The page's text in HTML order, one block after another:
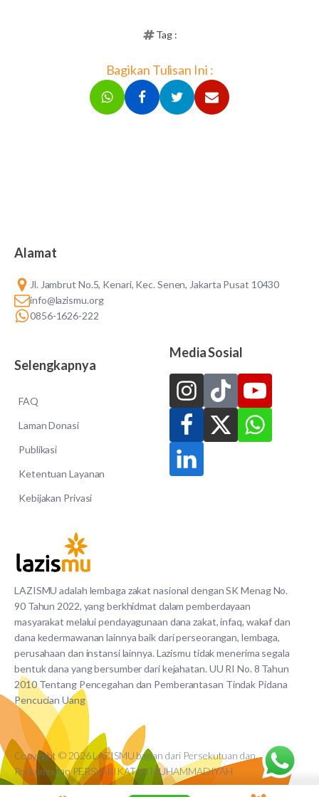
Tag :
Bagikan Tulisan Ini :
LAZISMU adalah lembaga zakat nasional dengan SK Menag No.
90 Tahun 2022, yang berkhidmat dalam pemberdayaan
masyarakat melalui pendayagunaan dana zakat, infaq, wakaf dan
dana kedermawanan lainnya baik dari perseorangan, lembaga,
perusahaan dan instansi lainnya. Lazismu tidak menerima segala
bentuk dana yang bersumber dari kejahatan. UU RI No. 8 Tahun
2010 Tentang Pencegahan dan Pemberantasan Tindak Pidana
Pencucian Uang
Alamat
Jl. Jambrut No.5, Kenari, Kec. Senen, Jakarta Pusat 10430
info@lazismu.org
0856-1626-222
Selengkapnya
FAQ
Laman Donasi
Publikasi
Ketentuan Layanan
Kebijakan Privasi
Media Sosial
Copyright © 2026 LAZISMU bagian dari Persekutuan dan
Perkumpulan PERSYARIKATAN MUHAMMADIYAH